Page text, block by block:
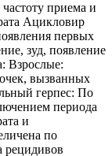
приема и
Ацикловир
первых
зуд, появление
Взрослые:
вызванных
герпес: По
периода
и
по
рецидивов